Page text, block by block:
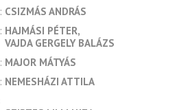
CSIZMÁS ANDRÁS
HAJMÁSI PÉTER
VAJDA GERGELY BALÁZS
MAJOR MÁTYÁS
NEMESHÁZI ATTILA